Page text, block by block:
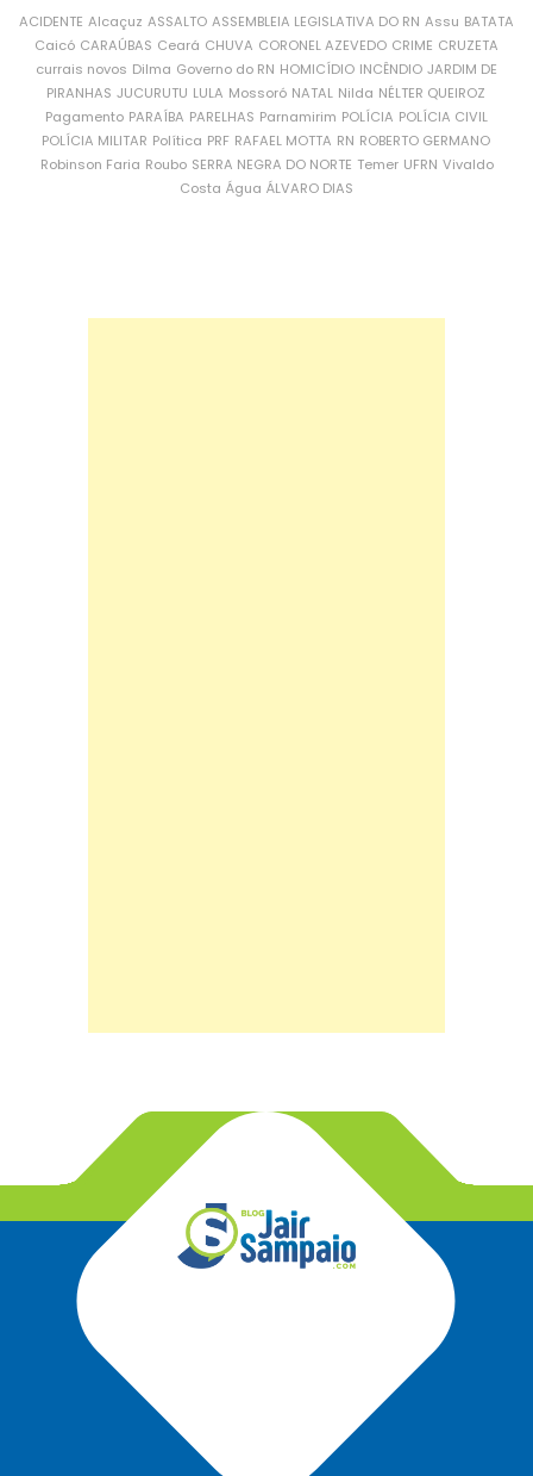
ACIDENTE Alcaçuz ASSALTO ASSEMBLEIA LEGISLATIVA DO RN Assu BATATA
Caicó CARAÚBAS Ceará CHUVA CORONEL AZEVEDO CRIME CRUZETA
currais novos Dilma Governo do RN HOMICÍDIO INCÊNDIO JARDIM DE
PIRANHAS JUCURUTU LULA Mossoró NATAL Nilda NÉLTER QUEIROZ
Pagamento PARAÍBA PARELHAS Parnamirim POLÍCIA POLÍCIA CIVIL
POLÍCIA MILITAR Política PRF RAFAEL MOTTA RN ROBERTO GERMANO
Robinson Faria Roubo SERRA NEGRA DO NORTE Temer UFRN Vivaldo
Costa Água ÁLVARO DIAS